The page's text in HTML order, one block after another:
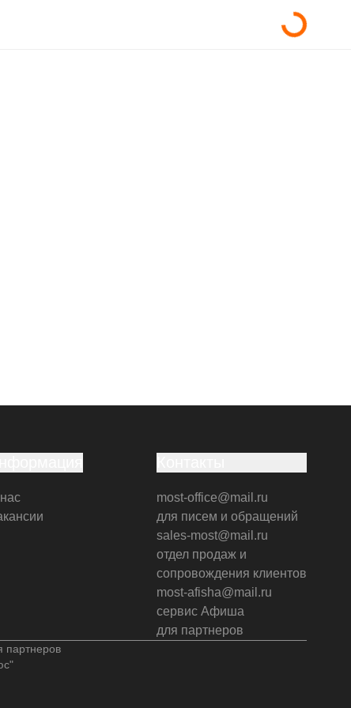
most-office@mail.ru
для писем и обращений
sales-most@mail.ru
отдел продаж и
сопровождения клиентов
most-afisha@mail.ru
сервис Афиша
для партнеров
партнеров